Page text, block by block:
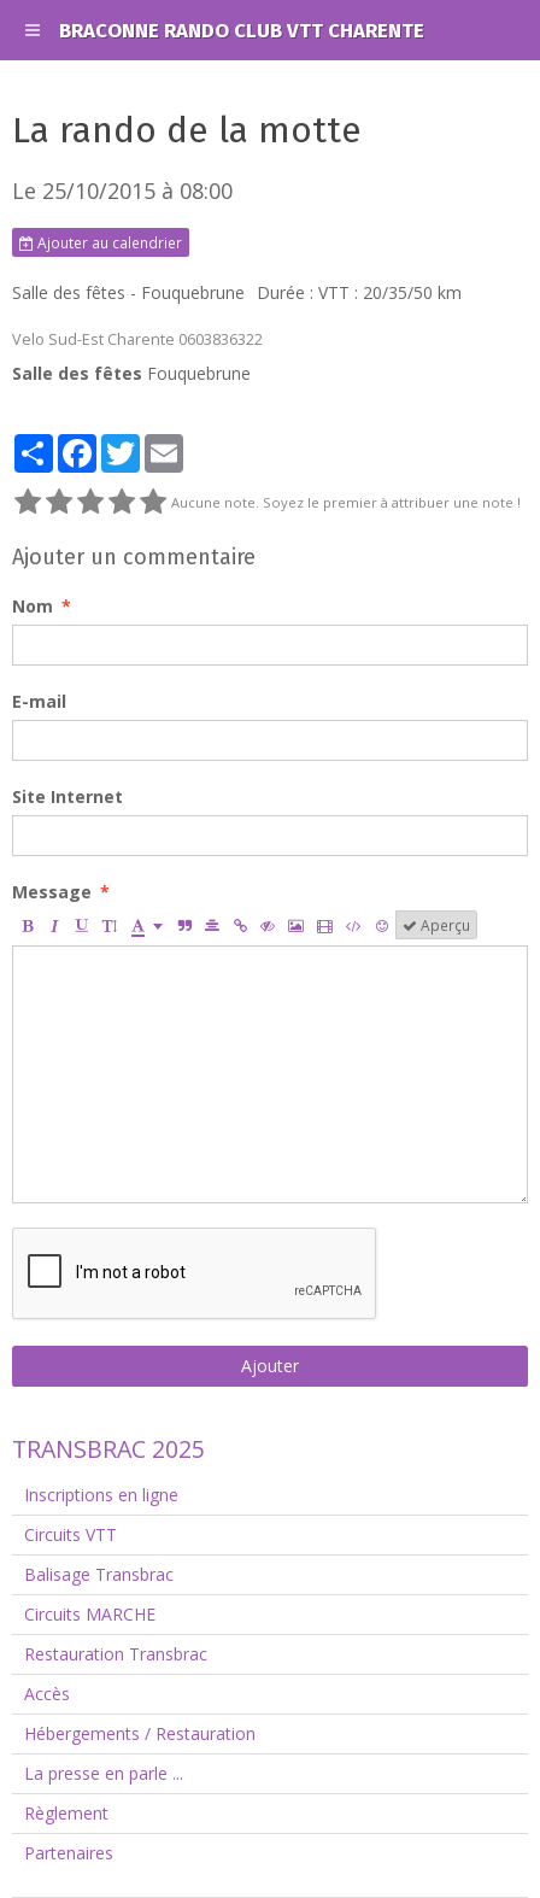
BRACONNE RANDO CLUB VTT CHARENTE
La rando de la motte
Le 25/10/2015 à 08:00
Ajouter au calendrier
Salle des fêtes - Fouquebrune Durée : VTT : 20/35/50 km
Velo Sud-Est Charente 0603836322
Salle des fêtes Fouquebrune
PartagerFacebook
Twitter
Aucune note. Soyez le premier à attribuer une note !
Ajouter un commentaire
Nom
E-mail
Site Internet
Message
Aperçu
Ajouter
TRANSBRAC 2025
Inscriptions en ligne
Circuits VTT
Balisage Transbrac
Circuits MARCHE
Restauration Transbrac
Accès
Hébergements / Restauration
La presse en parle ...
Règlement
Partenaires